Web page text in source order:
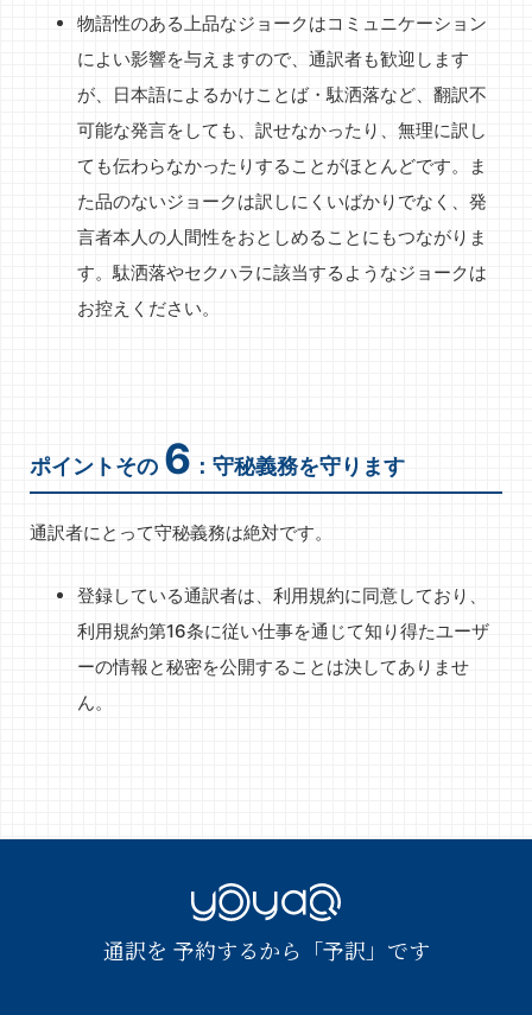
物語性のある上品なジョークはコミュニケーション
によい影響を与えますので、通訳者も歓迎します
が、日本語によるかけことば・駄洒落など、翻訳不
可能な発言をしても、訳せなかったり、無理に訳し
ても伝わらなかったりすることがほとんどです。ま
た品のないジョークは訳しにくいばかりでなく、発
言者本人の人間性をおとしめることにもつながりま
す。駄洒落やセクハラに該当するようなジョークは
お控えください。
ポイントその 6 ：守秘義務を守ります
通訳者にとって守秘義務は絶対です。
登録している通訳者は、利用規約に同意しており、
利用規約第16条に従い仕事を通じて知り得たユーザ
ーの情報と秘密を公開することは決してありませ
ん。
YOYAQ（予
通訳を 予約するから「予訳」です